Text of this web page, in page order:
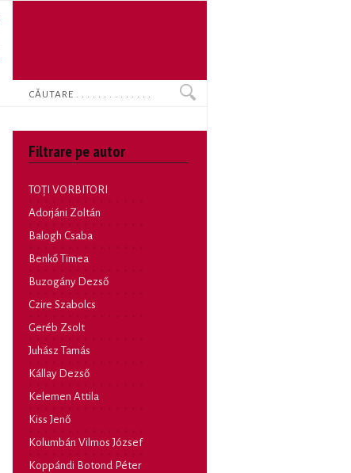
Search
Filtrare pe autor
TOȚI VORBITORI
Adorjáni Zoltán
Balogh Csaba
Benkő Timea
Buzogány Dezső
Czire Szabolcs
Geréb Zsolt
Juhász Tamás
Kállay Dezső
Kelemen Attila
Kiss Jenő
Kolumbán Vilmos József
Koppándi Botond Péter